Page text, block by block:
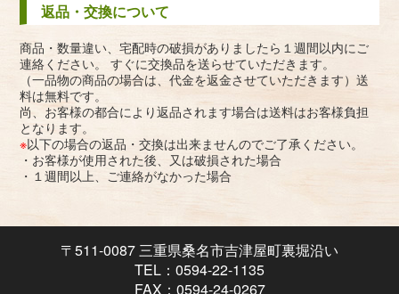
返品・交換について
商品・数量違い、宅配時の破損がありましたら１週間以内にご
連絡ください。 すぐに交換品を送らせていただきます。
（一品物の商品の場合は、代金を返金させていただきます）送
料は無料です。
尚、お客様の都合により返品されます場合は送料はお客様負担
となります。
※以下の場合の返品・交換は出来ませんのでご了承ください。
・お客様が使用された後、又は破損された場合
・１週間以上、ご連絡がなかった場合
〒511-0087 三重県桑名市吉津屋町裏堀沿い
TEL：0594-22-1135
FAX：0594-24-0267